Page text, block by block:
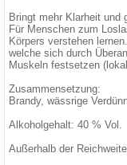
Bringt mehr Klarheit und
Für Menschen zum
Körpers verstehen
welche sich durch
Muskeln festsetzen
Zusammensetzung:
Brandy, wässrige
Alkoholgehalt: 40 % Vol.
Außerhalb der